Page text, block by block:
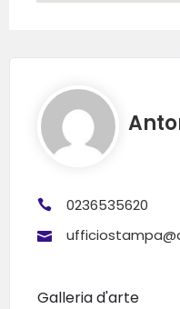
0236535620
Galleria d'arte